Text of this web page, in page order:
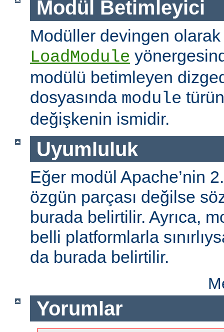
Modül Betimleyici
Modüller devingen
LoadModule
modülü betimleyen
dosyasında module
değişkenin ismidir.
Uyumluluk
Eğer modül Apache’nin 2.
özgün parçası değilse
burada belirtilir. Ayrıca,
belli platformlarla
da burada belirtilir.
Yorumlar